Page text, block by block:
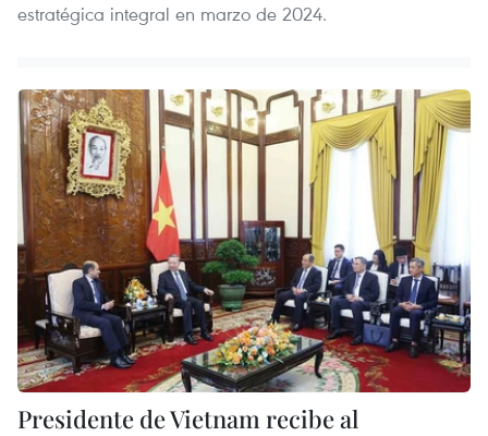
estratégica integral en marzo de 2024.
Presidente de Vietnam recibe al